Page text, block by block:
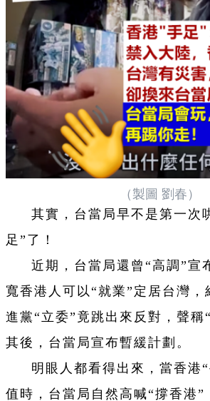
（製圖 劉春）
其實，台當局早不是第一次
足”了！
近期，台當局還曾“高調”宣
寬香港人可以“就業”定居台灣，
進黨“立委”竟跳出來反對，聲稱
其後，台當局宣布暫緩計劃。
明眼人都看得出來，當香港
值時，台當局自然高喊“撐香港”